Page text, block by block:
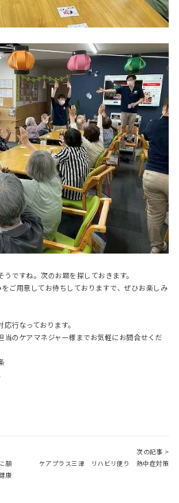
ですね。次のお題を探しておきます。
ご用意してお待ちしておりますで、ぜひお楽しみ
行なっております。
当のケアマネジャー様までお気軽にお問合せくだ
願
康
次の記事 >
ケアプラス三津 リハビリ便り 熱中症対策